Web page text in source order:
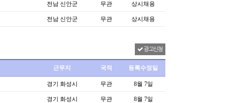
전남 신안군 무관 상시채용
전남 신안군 무관 상시채용
광고신청
근무지 국적 등록수정일
경기 화성시 무관 8월 7일
경기 화성시 무관 8월 7일